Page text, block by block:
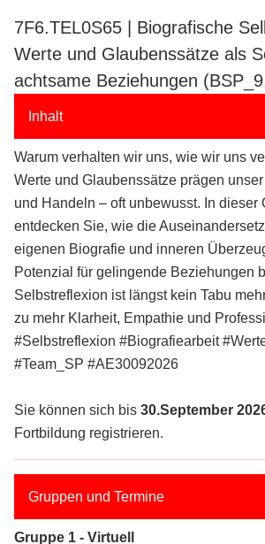
7F6.TEL0S65 | Biografische
Werte und Glaubenssätze als
achtsame Beziehungen
Inhalt
Warum verhalten wir uns, wie wir uns
Werte und Glaubenssätze prägen
und Handeln – oft unbewusst. In dieser
entdecken Sie, wie die
eigenen Biografie und inneren
Potenzial für gelingende Beziehungen
Selbstreflexion ist längst kein Tabu
zu mehr Klarheit, Empathie und
#Selbstreflexion #Biografiearbeit
#Team_SP #AE30092026
Sie können sich bis 30.September
Fortbildung registrieren.
Gruppen und Termine
Gruppe 1 - Virtuell